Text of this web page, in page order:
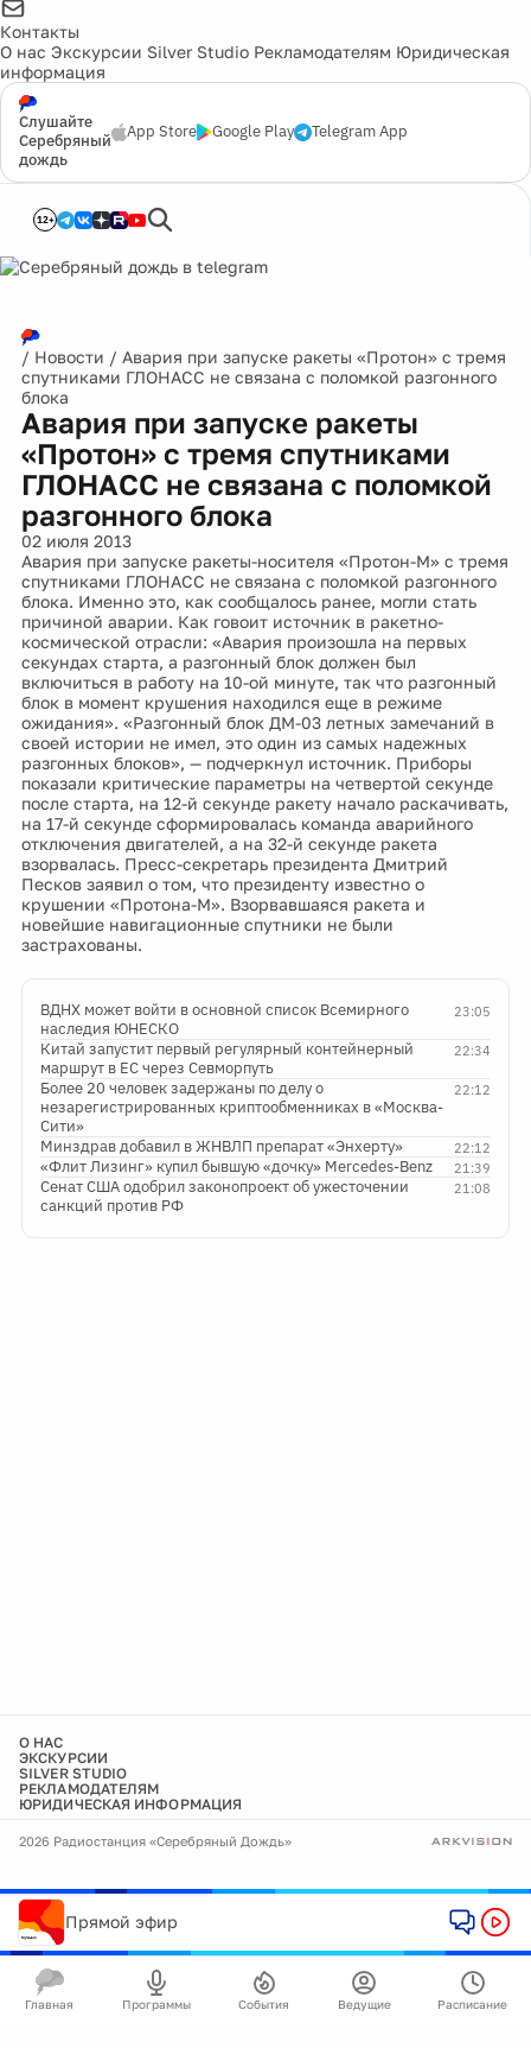
Контакты
О нас Экскурсии Silver Studio Рекламодателям Юридическая
информация
Слушайте
Серебряный
дождь
App Store Google Play Telegram App
12+
/ Новости / Авария при запуске ракеты «Протон» с тремя
спутниками ГЛОНАСС не связана с поломкой разгонного
блока
Авария при запуске ракеты
«Протон» с тремя спутниками
ГЛОНАСС не связана с поломкой
разгонного блока
02 июля 2013
Авария при запуске ракеты-носителя «Протон-М» с тремя
спутниками ГЛОНАСС не связана с поломкой разгонного
блока. Именно это, как сообщалось ранее, могли стать
причиной аварии. Как говоит источник в ракетно-
космической отрасли: «Авария произошла на первых
секундах старта, а разгонный блок должен был
включиться в работу на 10-ой минуте, так что разгонный
блок в момент крушения находился еще в режиме
ожидания». «Разгонный блок ДМ-03 летных замечаний в
своей истории не имел, это один из самых надежных
разгонных блоков», — подчеркнул источник. Приборы
показали критические параметры на четвертой секунде
после старта, на 12-й секунде ракету начало раскачивать,
на 17-й секунде сформировалась команда аварийного
отключения двигателей, а на 32-й секунде ракета
взорвалась. Пресс-секретарь президента Дмитрий
Песков заявил о том, что президенту известно о
крушении «Протона-М». Взорвавшаяся ракета и
новейшие навигационные спутники не были
застрахованы.
23:05
ВДНХ может войти в основной список Всемирного
наследия ЮНЕСКО
22:34
Китай запустит первый регулярный контейнерный
маршрут в ЕС через Севморпуть
22:12
Более 20 человек задержаны по делу о
незарегистрированных криптообменниках в «Москва-
Сити»
22:12
Минздрав добавил в ЖНВЛП препарат «Энхерту»
21:39
«Флит Лизинг» купил бывшую «дочку» Mercedes-Benz
21:08
Сенат США одобрил законопроект об ужесточении
санкций против РФ
О НАС
ЭКСКУРСИИ
SILVER STUDIO
РЕКЛАМОДАТЕЛЯМ
ЮРИДИЧЕСКАЯ ИНФОРМАЦИЯ
2026 Радиостанция «Серебряный Дождь»
Прямой эфир
Главная Программы События Ведущие Расписание